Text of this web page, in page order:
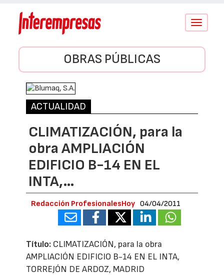
Conmutar
OBRAS PÚBLICAS
ACTUALIDAD
CLIMATIZACIÓN, para la
obra AMPLIACIÓN
EDIFICIO B-14 EN EL
INTA,…
Redacción ProfesionalesHoy 04/04/2011
Título: CLIMATIZACIÓN, para la obra
AMPLIACIÓN EDIFICIO B-14 EN EL INTA,
TORREJÓN DE ARDOZ, MADRID